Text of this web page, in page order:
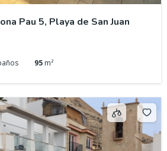
Pau 5, Playa de San Juan
95 m²